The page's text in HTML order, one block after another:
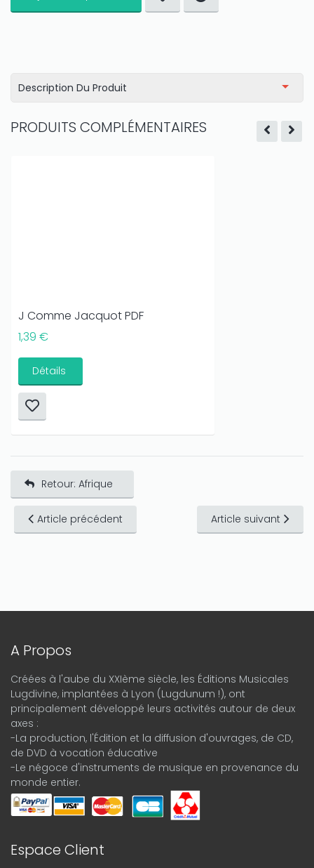
Description Du Produit
PRODUITS COMPLÉMENTAIRES
J Comme Jacquot PDF
1,39 €
Détails
Retour: Afrique
Article précédent Article suivant
A Propos
Créées à l'aube du XXIème siècle, les Éditions Musicales
Lugdivine, implantées à Lyon (Lugdunum !), ont
principalement développé leurs activités autour de deux
axes :
-La production, l'Édition et la diffusion d'ouvrages, de CD,
de DVD à vocation éducative
-Le négoce d'instruments de musique en provenance du
monde entier.
Espace Client